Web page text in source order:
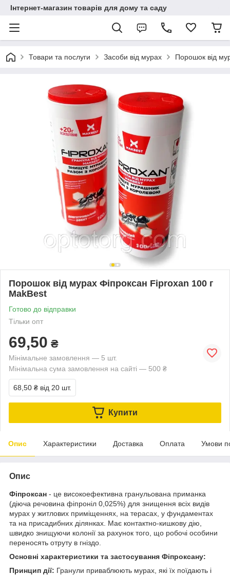
Інтернет-магазин товарів для дому та саду
Товари та послуги Засоби від мурах Порошок від
Порошок від мурах Фіпроксан Fiproxan 100 г
MakBest
Готово до відправки
Тільки опт
69,50 ₴
Мінімальне замовлення — 5 шт.
Мінімальна сума замовлення на сайті — 500 ₴
68,50 ₴ від 20 шт.
Купити
Опис Характеристики Доставка Оплата Умови
Опис
Фіпроксан - це високоефективна гранульована приманка
(діюча речовина фіпроніл 0,025%) для знищення всіх видів
мурах у житлових приміщеннях, на терасах, у фундаментах
та на присадибних ділянках. Має контактно-кишкову дію,
швидко знищуючи колонії за рахунок того, що робочі особини
переносять отруту в гніздо.
Основні характеристики та застосування Фіпроксану:
Принцип дії: Гранули приваблюють мурах, які їх поїдають і